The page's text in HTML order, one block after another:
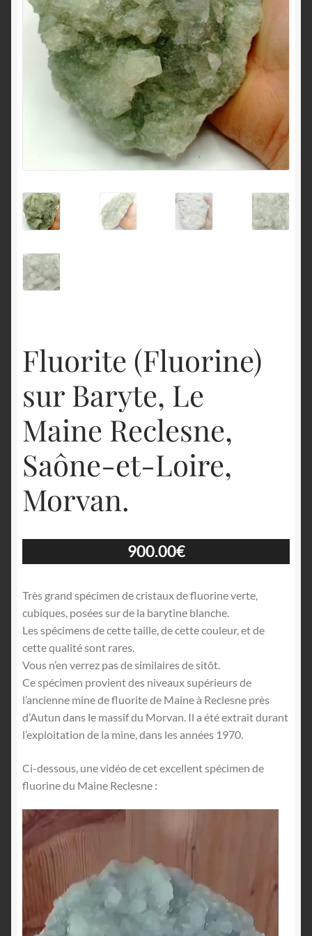
Fluorite (Fluorine)
sur Baryte, Le
Maine Reclesne,
Saône-et-Loire,
Morvan.
900.00€
Très grand spécimen de cristaux de fluorine verte,
cubiques, posées sur de la barytine blanche.
Les spécimens de cette taille, de cette couleur, et de
cette qualité sont rares.
Vous n’en verrez pas de similaires de sitôt.
Ce spécimen provient des niveaux supérieurs de
l’ancienne mine de fluorite de Maine à Reclesne près
d’Autun dans le massif du Morvan. Il a été extrait durant
l’exploitation de la mine, dans les années 1970.
Ci-dessous, une vidéo de cet excellent spécimen de
fluorine du Maine Reclesne :
Lecteur
vidéo